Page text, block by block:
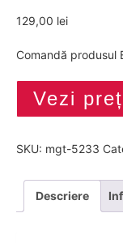
129,00 lei
Comandă produsul
Vezi
SKU: mgt-5233
Descriere